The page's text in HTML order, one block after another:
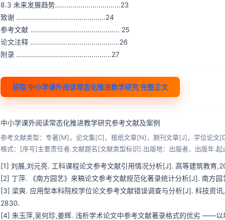
8.3 未来发展趋势……………………………23
致谢 ………………………………………24
参考文献 ……………………………………… 25
论文注释 ………………………………………26
附录 …………………………………………27
获取 中小学课外阅读常态化推进教学研究 完整正文
中小学课外阅读常态化推进教学研究参考文献及案例
参考文献类型：专著[M]，论文集[C]，报纸文章[N]，期刊文章[J]，学位论文
格式：[序号]主要责任者.文献题名[文献类型标识].出版地：出版者，出版年.起
[1] 刘展,刘元亮. 工科课程论文参考文献引用情况分析[J]. 高等建筑教
[2] 丁萍. 《南方园艺》来稿论文参考文献规范化著录统计分析[J]. 南
[3] 梁爽. 应用型本科院校学位论文参考文献错误调查与分析[J]. 科技
2830.
[4] 朱玉萍,吴何珍,姜辉. 浅析学术论文中参考文献著录格式的优劣 ——